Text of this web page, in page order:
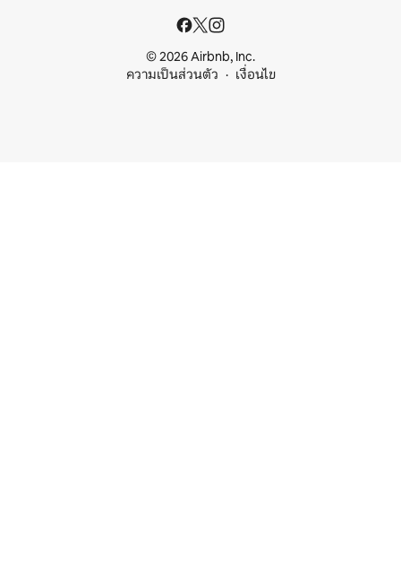
© 2026 Airbnb, Inc.
ความเป็นส่วนตัว
เงื่อนไข